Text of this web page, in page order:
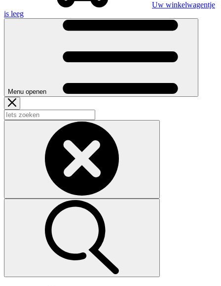
Uw winkelwagentje
is leeg
Menu openen